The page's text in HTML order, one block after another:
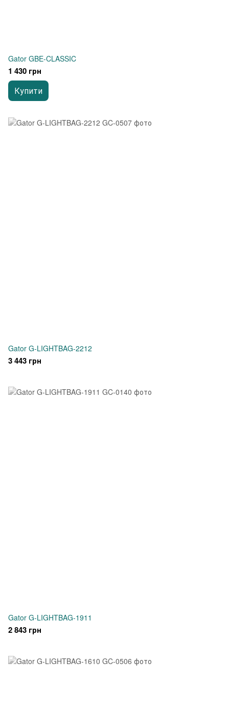
Gator GBE-CLASSIC
1 430 грн
Купити
Gator G-LIGHTBAG-2212
3 443 грн
Gator G-LIGHTBAG-1911
2 843 грн